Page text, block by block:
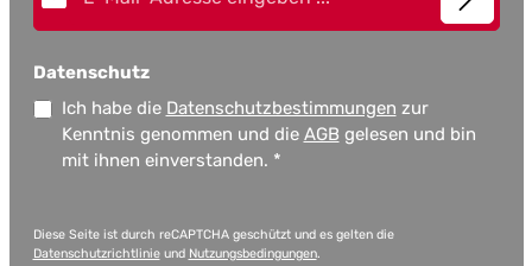
Datenschutz
Ich habe die Datenschutzbestimmungen zur
Kenntnis genommen und die AGB gelesen und bin
mit ihnen einverstanden. *
Diese Seite ist durch reCAPTCHA geschützt und es gelten die
Datenschutzrichtlinieund Nutzungsbedingungen.